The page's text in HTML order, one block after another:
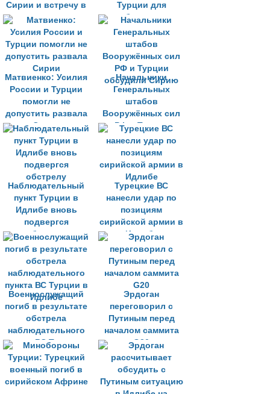
Сирии и встречу в
астанинском
формате
Турции для
стабилизации
Идлиба
Матвиенко: Усилия
России и Турции
помогли не
допустить развала
Сирии
Начальники
Генеральных
штабов
Вооружённых сил
РФ и Турции
обсудили Сирию
Наблюдательный
пункт Турции в
Идлибе вновь
подвергся
обстрелу
Турецкие ВС
нанесли удар по
позициям
сирийской армии в
Идлибе
Военнослужащий
погиб в результате
обстрела
наблюдательного
пункта ВС Турции в
Идлибе
Эрдоган
переговорил с
Путиным перед
началом саммита
G20